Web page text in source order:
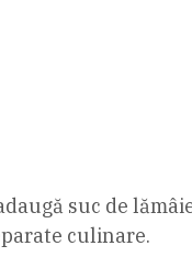
suc de
culinare.